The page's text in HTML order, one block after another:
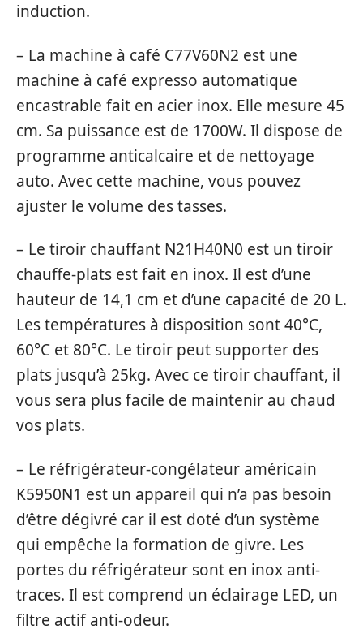
induction.
– La machine à café C77V60N2 est une
machine à café expresso automatique
encastrable fait en acier inox. Elle mesure 45
cm. Sa puissance est de 1700W. Il dispose de
programme anticalcaire et de nettoyage
auto. Avec cette machine, vous pouvez
ajuster le volume des tasses.
– Le tiroir chauffant N21H40N0 est un tiroir
chauffe-plats est fait en inox. Il est d’une
hauteur de 14,1 cm et d’une capacité de 20 L.
Les températures à disposition sont 40°C,
60°C et 80°C. Le tiroir peut supporter des
plats jusqu’à 25kg. Avec ce tiroir chauffant, il
vous sera plus facile de maintenir au chaud
vos plats.
– Le réfrigérateur-congélateur américain
K5950N1 est un appareil qui n’a pas besoin
d’être dégivré car il est doté d’un système
qui empêche la formation de givre. Les
portes du réfrigérateur sont en inox anti-
traces. Il est comprend un éclairage LED, un
filtre actif anti-odeur.